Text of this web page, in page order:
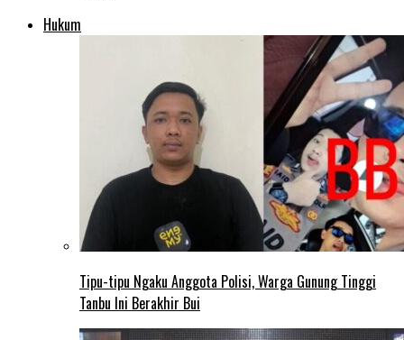
Hukum
Tipu-tipu Ngaku Anggota Polisi, Warga Gunung Tinggi
Tanbu Ini Berakhir Bui